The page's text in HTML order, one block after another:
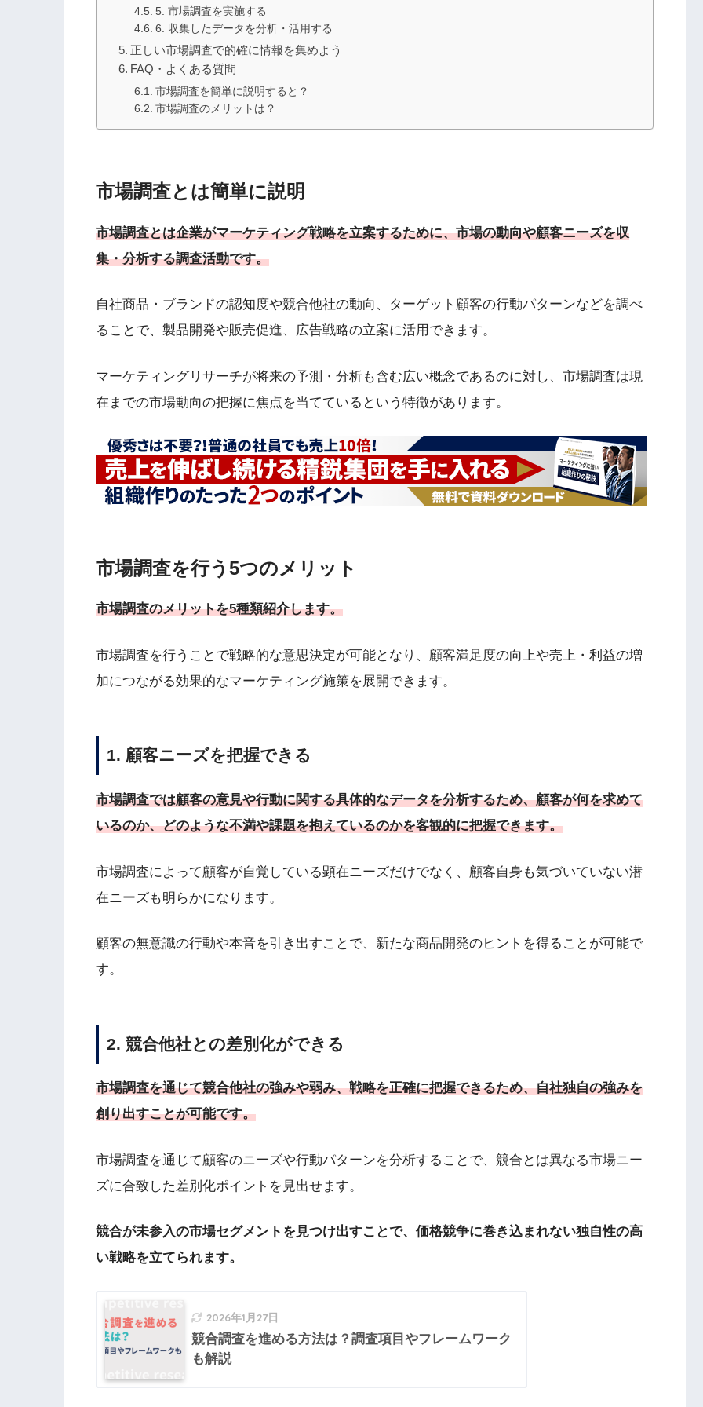
5. 市場調査を実施する
6. 収集したデータを分析・活用する
正しい市場調査で的確に情報を集めよう
FAQ・よくある質問
市場調査を簡単に説明すると？
市場調査のメリットは？
市場調査とは簡単に説明
市場調査とは企業がマーケティング戦略を立案するために、市場の動向や顧客ニーズを収
集・分析する調査活動です。
自社商品・ブランドの認知度や競合他社の動向、ターゲット顧客の行動パターンなどを調べ
ることで、製品開発や販売促進、広告戦略の立案に活用できます。
マーケティングリサーチが将来の予測・分析も含む広い概念であるのに対し、市場調査は現
在までの市場動向の把握に焦点を当てているという特徴があります。
市場調査を行う5つのメリット
市場調査のメリットを5種類紹介します。
市場調査を行うことで戦略的な意思決定が可能となり、顧客満足度の向上や売上・利益の増
加につながる効果的なマーケティング施策を展開できます。
1. 顧客ニーズを把握できる
市場調査では顧客の意見や行動に関する具体的なデータを分析するため、顧客が何を求めて
いるのか、どのような不満や課題を抱えているのかを客観的に把握できます。
市場調査によって顧客が自覚している顕在ニーズだけでなく、顧客自身も気づいていない潜
在ニーズも明らかになります。
顧客の無意識の行動や本音を引き出すことで、新たな商品開発のヒントを得ることが可能で
す。
2. 競合他社との差別化ができる
市場調査を通じて競合他社の強みや弱み、戦略を正確に把握できるため、自社独自の強みを
創り出すことが可能です。
市場調査を通じて顧客のニーズや行動パターンを分析することで、競合とは異なる市場ニー
ズに合致した差別化ポイントを見出せます。
競合が未参入の市場セグメントを見つけ出すことで、価格競争に巻き込まれない独自性の高
い戦略を立てられます。
2026年1月27日
競合調査を進める方法は？調査項目やフレームワーク
も解説